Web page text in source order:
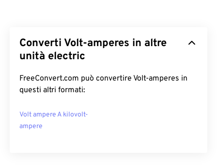
Converti Volt-amperes in altre
unità electric
FreeConvert.com può convertire Volt-amperes in
questi altri formati:
Volt ampere A kilovolt-
ampere